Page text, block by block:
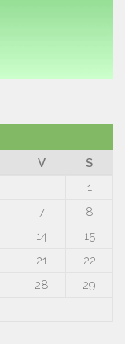
V
S
1
7
8
14
15
21
22
28
29